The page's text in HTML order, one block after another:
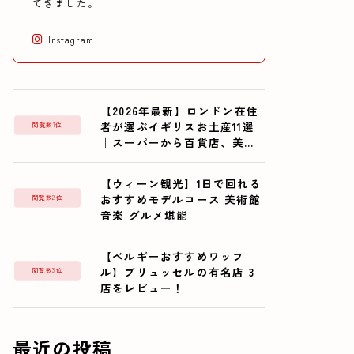
Instagram
【2026年最新】ロンドン在住
者が選ぶイギリスお土産11選
｜スーパーから百貨店、美術
館まで
閲覧数1位
【ウィーン観光】1日で回れる
おすすめモデルコース 美術館
音楽 グルメ堪能
閲覧数2位
【ベルギーおすすめワッフ
ル】ブリュッセルの有名店 3
店をレビュー！
閲覧数3位
最近の投稿